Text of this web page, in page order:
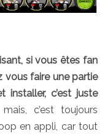
si vous êtes fan
vous faire une partie
c’est juste
c’est toujours
en appli, car tout